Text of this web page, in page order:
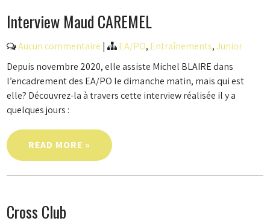
Interview Maud CAREMEL
Aucun commentaire | EA/PO, Entraînements,Junior
Depuis novembre 2020, elle assiste Michel BLAIRE dans
l’encadrement des EA/PO le dimanche matin, mais qui est
elle? Découvrez-la à travers cette interview réalisée il y a
quelques jours :
READ MORE »
Cross Club